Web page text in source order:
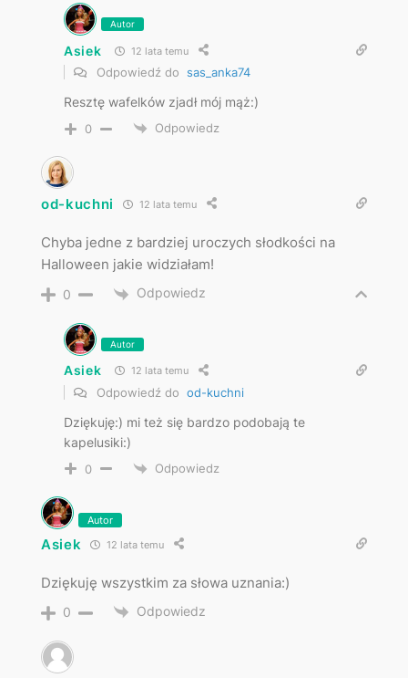
Autor
Asiek 12 lata temu
Odpowiedź do sas_anka74
Resztę wafelków zjadł mój mąż:)
0 Odpowiedz
od-kuchni 12 lata temu
Chyba jedne z bardziej uroczych słodkości na
Halloween jakie widziałam!
0 Odpowiedz
Autor
Asiek 12 lata temu
Odpowiedź do od-kuchni
Dziękuję:) mi też się bardzo podobają te
kapelusiki:)
0 Odpowiedz
Autor
Asiek 12 lata temu
Dziękuję wszystkim za słowa uznania:)
0 Odpowiedz